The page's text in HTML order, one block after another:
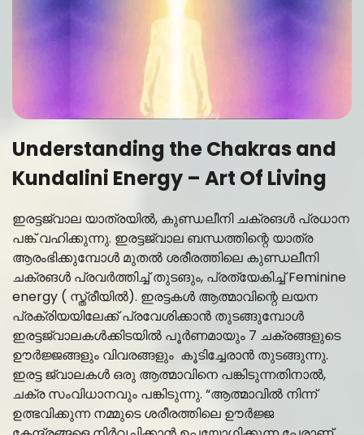
Understanding the Chakras and
Kundalini Energy – Art Of Living
ഇരട്ടജ്വാല യാത്രയിൽ, കുണ്ഡലീനി ചക്രങൾ പ്രധാന
പങ്ക് വഹിക്കുന്നു. ഇരട്ടജ്വാല ബന്ധത്തിന്റെ യാത്ര
ആരംഭിക്കുമ്പോൾ മുതൽ ശരീരത്തിലെ കുണ്ഡലീനി
ചക്രങൾ പ്രവർത്തിച്ച് തുടങും, പ്രത്യേകിച്ച് Feminine
energy ( സ്ത്രീയിൽ). ഇരട്ടകൾ ആത്മാവിന്റെ ലയന
പ്രക്രിയയിലേക്ക് പ്രവേശിക്കാൻ തുടങ്ങുമ്പോൾ
ഇരട്ടജ്വാലകൾക്കിടയിൽ പൂർണമായും 7 ചക്രങ്ങളുടെ
ഊർജ്ജങ്ങളും വിവരങ്ങളും കൂടിച്ചേരാൻ തുടങ്ങുന്നു.
ഇരട്ട ജ്വാലകൾ ഒരു ആത്മാവിനെ പങ്കിടുന്നതിനാൽ,
ചക്ര സംവിധാനവും പങ്കിടുന്നു. “ആത്മാവിൽ നിന്ന്
ഉത്ഭവിക്കുന്ന നമ്മുടെ ശരീരത്തിലെ ഊർജ്ജ